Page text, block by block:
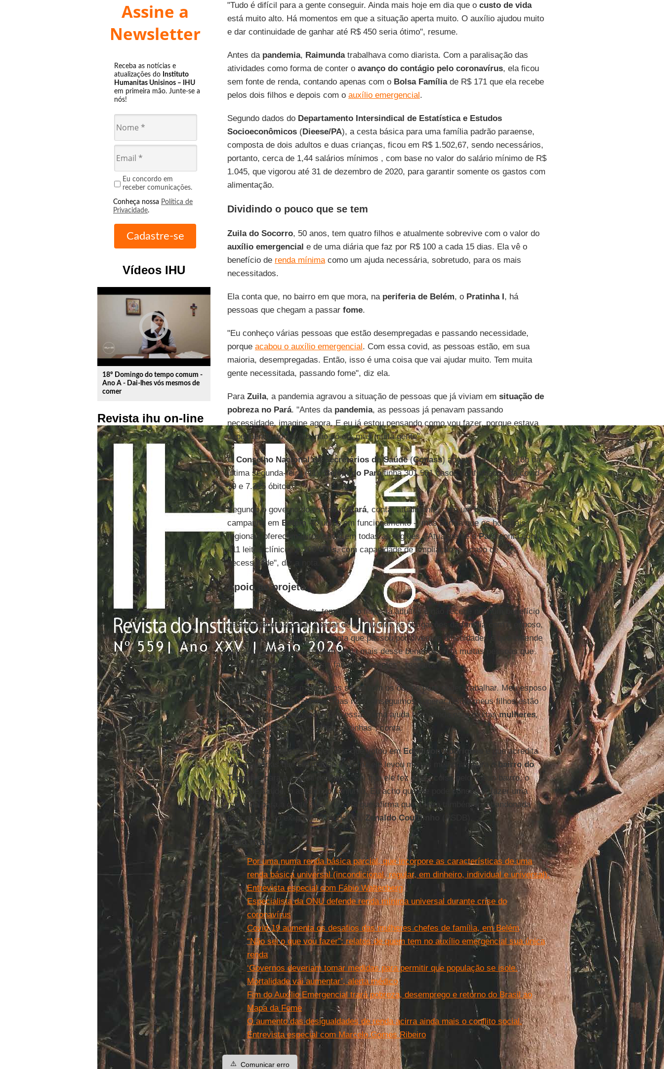
Assine a
Newsletter
Receba as notícias e
atualizações do Instituto
Humanitas Unisinos – IHU
em primeira mão. Junte-se a
nós!
Eu concordo em
receber comunicações.
Conheça nossa Política de
Privacidade.
Vídeos IHU
play_circle_outline
18º Domingo do tempo comum -
Ano A - Dai-lhes vós mesmos de
comer
Revista ihu on-line
"Tudo é difícil para a gente conseguir. Ainda mais hoje em dia que o custo de vida
está muito alto. Há momentos em que a situação aperta muito. O auxílio ajudou muito
e dar continuidade de ganhar até R$ 450 seria ótimo", resume.
Antes da pandemia, Raimundatrabalhava como diarista. Com a paralisação das
atividades como forma de conter o avanço do contágio pelo coronavírus, ela ficou
sem fonte de renda, contando apenas com o Bolsa Famíliade R$ 171 que ela recebe
pelos dois filhos e depois com o auxílio emergencial.
Segundo dados do Departamento Intersindical de Estatística e Estudos
Socioeconômicos(Dieese/PA), a cesta básica para uma família padrão paraense,
composta de dois adultos e duas crianças, ficou em R$ 1.502,67, sendo necessários,
portanto, cerca de 1,44 salários mínimos , com base no valor do salário mínimo de R$
1.045, que vigorou até 31 de dezembro de 2020, para garantir somente os gastos com
alimentação.
Dividindo o pouco que se tem
Zuila do Socorro, 50 anos, tem quatro filhos e atualmente sobrevive com o valor do
auxílio emergencial e de uma diária que faz por R$ 100 a cada 15 dias. Ela vê o
benefício de renda mínimacomo um ajuda necessária, sobretudo, para os mais
necessitados.
Ela conta que, no bairro em que mora, na periferia de Belém, o Pratinha I, há
pessoas que chegam a passar fome.
"Eu conheço várias pessoas que estão desempregadas e passando necessidade,
porque acabou o auxílio emergencial. Com essa covid, as pessoas estão, em sua
maioria, desempregadas. Então, isso é uma coisa que vai ajudar muito. Tem muita
gente necessitada, passando fome", diz ela.
Para Zuila, a pandemia agravou a situação de pessoas que já viviam em situação de
pobreza no Pará. "Antes da pandemia, as pessoas já penavam passando
necessidade, imagine agora. E eu já estou pensando como vou fazer, porque estava
dependendo do auxílio, não só eu, mas muita gente".
OConselho Nacional de Secretários de Saúde(Conass) aponta que até às 18h da
última segunda-feira (11),Belém do Parátinha 301.501 casos confirmados da covid-
19 e 7.315 óbitos.
Segundo o governo do estado, oPará, conta, atualmente, com um hospital de
campanha em Belém- o único em funcionamento -, mas afirma que os hospitais
regionais oferecem leitos covid em todas as regiões. "Atualmente oParáconta com
411 leitos clínicos e 203UTIs, com capacidade de ampliação em caso de
necessidade", diz a nota.
Apoio ao projeto
Rose Marialva, 54 anos, tem quatro filhos já adultos e não recebe nenhum benefício
deassistência social. Apesar de ter dividido as obrigações da família com o esposo,
que também é feirante, ela conta que passou por diversas dificuldades e que entende
que asmães solosprecisam ainda mais desse benefício. "Há muitas pessoas que
não têm condições e muitas famílias carentes", ressalta.
"Eu tive que deixar meus filhos só ou com os outros para poder trabalhar. Meu esposo
também tinha que trabalhar, mas nós conseguimos superar isso e meus filhos estão
todos criados. Então, acho que essa é uma ajuda bem-vinda para muitasmulheres,
porque muitas criam os filhos sozinhas", conta.
Marialva fez questão de declarar que votou emEdmilson Rodrigues
e que acredita
nas melhorias que ele propõe e afirma ele levou muitas melhorias para o bairro do
Tapanã
e para a capital do Pará. "Sei que ele fez muita coisa pelo nosso bairro, o
posto de saúde, o asfalto do conjunto. Eu acho que ele pode conseguir fazer uma
melhoria para a gente aqui", diz ela que afirma que a feira também foi abandonada
pela gestão do ex-prefeito de Belém, Zenaldo Coutuinho (PSDB).
Leia mais
Por uma numa renda básica parcial, que incorpore as características de uma
renda básica universal (incondicional, regular, em dinheiro, individual e universal).
Entrevista especial com Fábio Waltenberg
Especialista da ONU defende renda mínima universal durante crise do
coronavírus
Covid-19 aumenta os desafios das mulheres chefes de família, em Belém
“Não sei o que vou fazer”: relatos de quem tem no auxílio emergencial sua única
renda
‘Governos deveriam tomar medidas para permitir que população se isole.
Mortalidade vai aumentar’, alerta médico
Fim do Auxílio Emergencial trará pobreza, desemprego e retorno do Brasil ao
Mapa da Fome
O aumento das desigualdades de renda acirra ainda mais o conflito social.
Entrevista especial com Marcelo Gomes Ribeiro
⚠️ Comunicar erro